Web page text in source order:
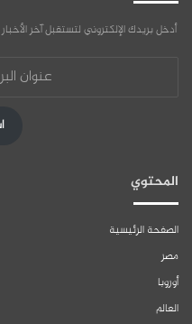
أدخل بريدك الإلكتروني لتستقبل آخر
المحتوي
الصفحة الرئيسية
مصر
أوروبا
العالم